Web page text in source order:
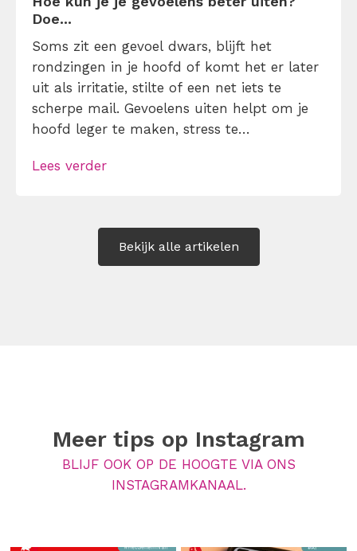
Doe...
Soms zit een gevoel dwars, blijft het
rondzingen in je hoofd of komt het er later
uit als irritatie, stilte of een net iets te
scherpe mail. Gevoelens uiten helpt om je
hoofd leger te maken, stress te
Maar hoe doe je dat zonder drama, verwijt
Lees verder
Bekijk alle artikelen
Meer tips op Instagram
BLIJF OOK OP DE HOOGTE VIA ONS
INSTAGRAMKANAAL.